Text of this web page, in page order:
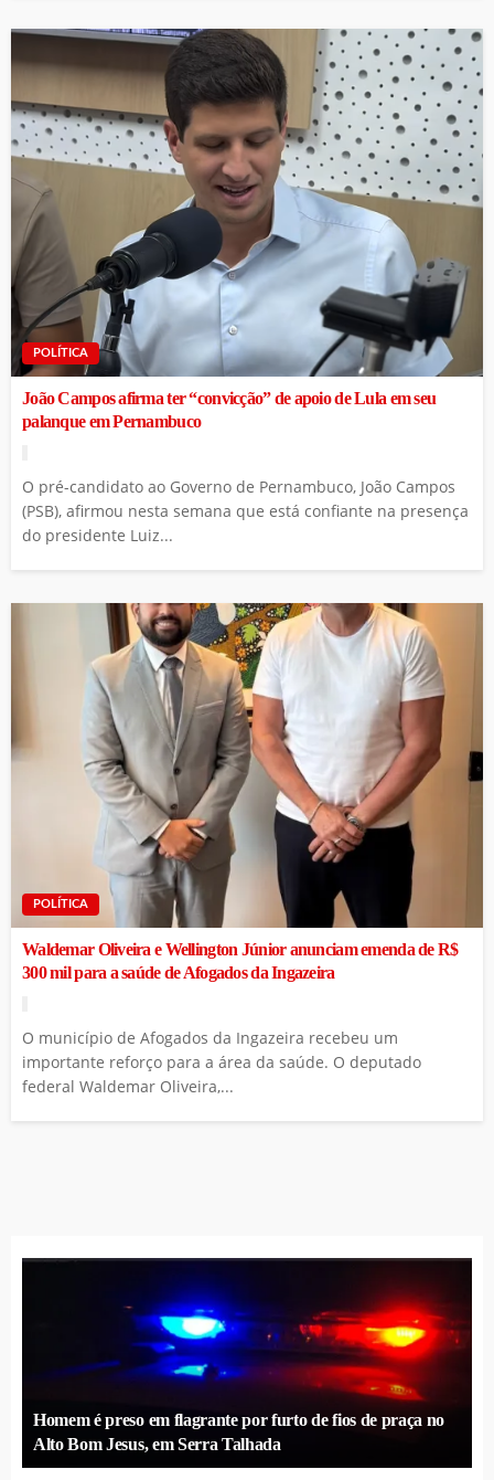
POLÍTICA
João Campos afirma ter “convicção” de apoio de Lula em seu
palanque em Pernambuco
O pré-candidato ao Governo de Pernambuco, João Campos
(PSB), afirmou nesta semana que está confiante na presença
do presidente Luiz...
POLÍTICA
Waldemar Oliveira e Wellington Júnior anunciam emenda de R$
300 mil para a saúde de Afogados da Ingazeira
O município de Afogados da Ingazeira recebeu um
importante reforço para a área da saúde. O deputado
federal Waldemar Oliveira,...
Homem é preso em flagrante por furto de fios de praça no
Alto Bom Jesus, em Serra Talhada